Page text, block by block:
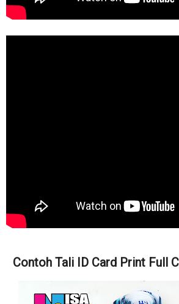
Contoh Tali ID Card Print Full